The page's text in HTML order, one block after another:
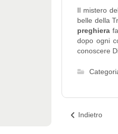
Il mistero
belle della
preghiera
dopo ogni
conoscere
Indietro